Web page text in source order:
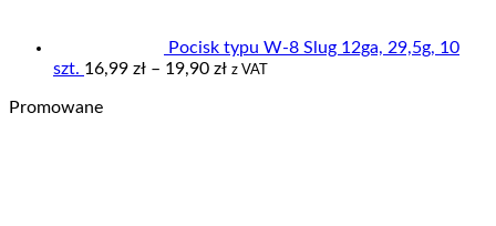
Pocisk typu W-8 Slug 12ga, 29,5g, 10
szt. 16,99 zł – 19,90 złZakres
z VAT
Promowane